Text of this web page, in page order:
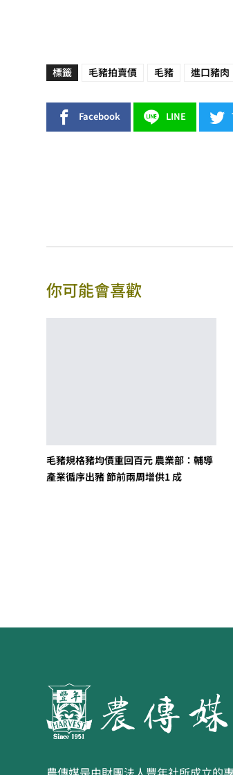
標籤 毛豬拍賣價 毛豬 進口豬肉
Facebook LINE
你可能會喜歡
毛豬規格豬均價重回百元 農業部：輔導
產業循序出豬 節前兩周增供1 成